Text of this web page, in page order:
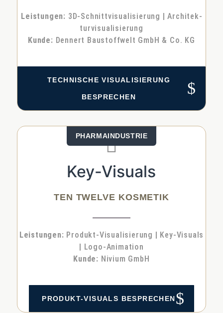
Leis­tun­gen: 3D-Schnitt­vi­sua­li­sie­rung | Archi­tek­
tur­vi­sua­li­sie­rung
Kun­de: Den­nert Bau­stoff­welt GmbH & Co. KG
TECH­NI­SCHE VISUA­LI­SIE­RUNG
BESPRE­CHEN $
PHAR­MA­IN­DUS­TRIE

Key-Visuals
TEN TWELVE KOSMETIK
Leis­tun­gen: Pro­dukt-Visua­li­sie­rung | Key-Visu­als
| Logo-Ani­ma­ti­on
Kun­de: Nivi­um GmbH
PRO­DUKT-VISU­ALS BESPRE­CHEN$